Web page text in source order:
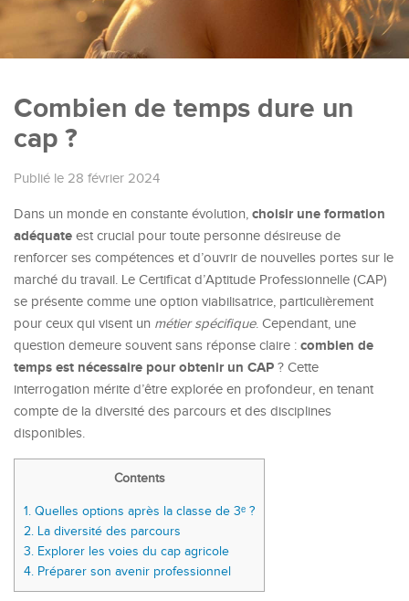
Combien de temps dure un
cap ?
Publié le 28 février 2024
Dans un monde en constante évolution, choisir une formation
adéquate est crucial pour toute personne désireuse de
renforcer ses compétences et d’ouvrir de nouvelles portes sur le
marché du travail. Le Certificat d’Aptitude Professionnelle (CAP)
se présente comme une option viabilisatrice, particulièrement
pour ceux qui visent un métier spécifique. Cependant, une
question demeure souvent sans réponse claire : combien de
temps est nécessaire pour obtenir un CAP ? Cette
interrogation mérite d’être explorée en profondeur, en tenant
compte de la diversité des parcours et des disciplines
disponibles.
Contents
1. Quelles options après la classe de 3ᵉ ?
2. La diversité des parcours
3. Explorer les voies du cap agricole
4. Préparer son avenir professionnel